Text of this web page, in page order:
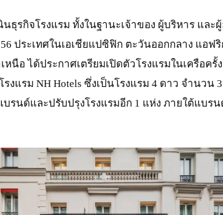
นธุรกิจโรงแรม ทั้งในฐานะเจ้าของ ผู้บริหาร แล
ประเทศในเอเชียแปซิฟิก ตะวันออกกลาง แอฟ
หนือ ได้ประกาศเตรียมเปิดตัวโรงแรมในเครือครั้
รงแรม NH Hotels ซึ่งเป็นโรงแรม 4 ดาว จำนวน
รนด์และปรับปรุงโรงแรมอีก 1 แห่ง ภายใต้แบรน